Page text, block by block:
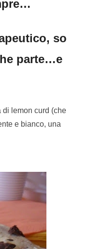
so
parte…e
di lemon curd (che
e bianco, una